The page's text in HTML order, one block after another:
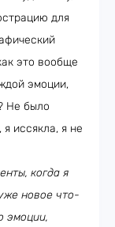
для
это вообще
эмоции,
Не было
иссякла, я не
когда я
новое что-
эмоции,